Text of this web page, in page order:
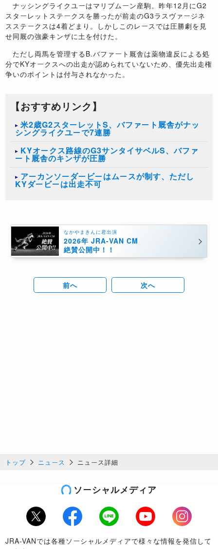
ナッシングライクユーはマリブムーン産駒。昨年12月にG2
スターレットステークスを勝ったが前走のG3ラスヴァージネ
スステークスは4着どまり。しかしこのレースでは圧勝劇を見
せ同厩の強豪キンザに土を付けた。
ただし両馬を管理するB.バファート厩舎は薬物違反による処
分でKYオークスへの出走が認められていないため、優先出走権
争いのポイントは付与されなかった。
【おすすめリンク】
米2歳G2スターレットS、バファート厩舎がナッ
シングライクユーで7連勝
KYオークス路線のG3サンタイサベルS、バファ
ート厩舎のキンザが圧勝
アーカンソーダービーはムースが制す、ただし
KYダービーは出走不可
なかやまきんに君出演
2026年 JRA-VAN CM
絶賛公開中！！
前へ 次へ
トップ ニュース ニュース詳細
ソーシャルメディア
Twitter Facebook LINE Youtube
Instagram
JRA-VANでは各種ソーシャルメディアで様々な情報を発信して